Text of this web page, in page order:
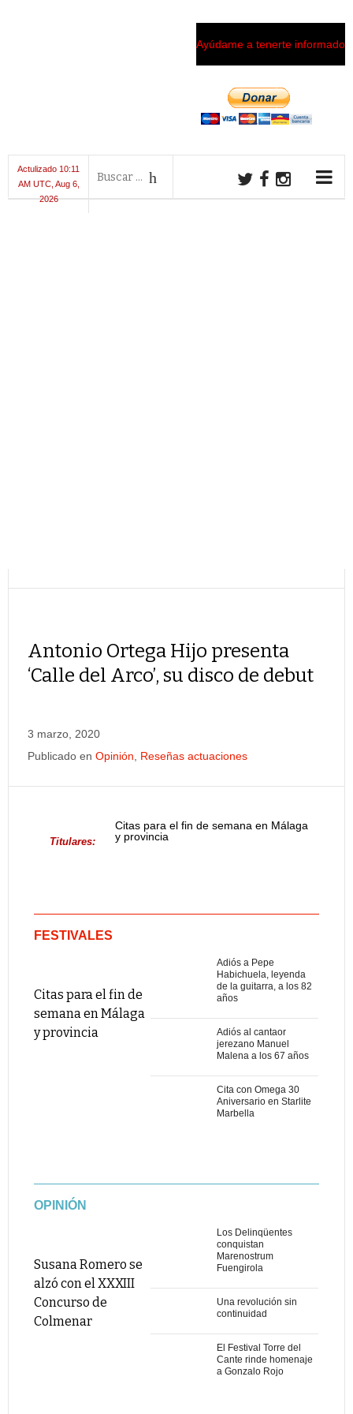
Ayúdame a tenerte informado
Actulizado 10:11
AM UTC, Aug 6,
2026
Antonio Ortega Hijo presenta
‘Calle del Arco’, su disco de debut
3 marzo, 2020
Publicado en Opinión Reseñas actuaciones
Titulares:
Citas para el fin de semana en Málaga
y provincia
FESTIVALES
Citas para el fin de
semana en Málaga
y provincia
Adiós a Pepe
Habichuela, leyenda
de la guitarra, a los 82
años
Adiós al cantaor
jerezano Manuel
Malena a los 67 años
Cita con Omega 30
Aniversario en Starlite
Marbella
OPINIÓN
Susana Romero se
alzó con el XXXIII
Concurso de
Colmenar
Los Delinqüentes
conquistan
Marenostrum
Fuengirola
Una revolución sin
continuidad
El Festival Torre del
Cante rinde homenaje
a Gonzalo Rojo